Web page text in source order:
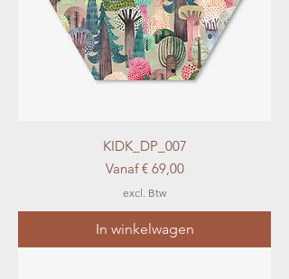
KIDK_DP_007
Vanaf€ 69,00
Verkoopprijs
excl. Btw
In winkelwagen